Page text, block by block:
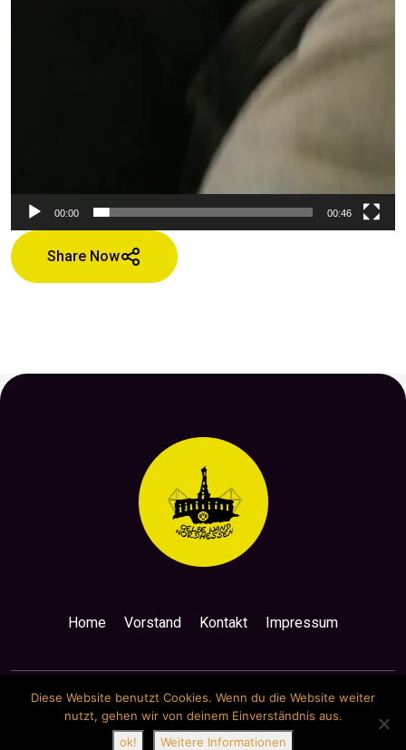
00:00 00:46
Share Now
Home Vorstand Kontakt Impressum
Copyright by Gelbe Wand Nordhessen
Diese Website benutzt Cookies. Wenn du die Website weiter
nutzt, gehen wir von deinem Einverständnis aus.
ok!
Weitere Informationen